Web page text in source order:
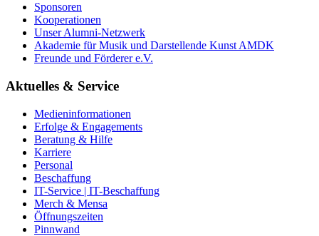
Sponsoren
Kooperationen
Unser Alumni-Netzwerk
Akademie für Musik und Darstellende Kunst AMDK
Freunde und Förderer e.V.
Aktuelles & Service
Medieninformationen
Erfolge & Engagements
Beratung & Hilfe
Karriere
Personal
Beschaffung
IT-Service | IT-Beschaffung
Merch & Mensa
Öffnungszeiten
Pinnwand